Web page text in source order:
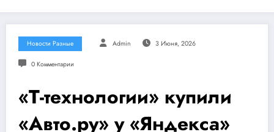
Новости Разные Admin 3 Июня, 2026
0 Комментарии
«Т-технологии» купили
«Авто.ру» у «Яндекса»